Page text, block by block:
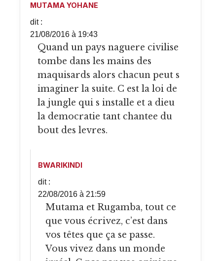
MUTAMA YOHANE
dit :
21/08/2016 à 19:43
Quand un pays naguere civilise
tombe dans les mains des
maquisards alors chacun peut s
imaginer la suite. C est la loi de
la jungle qui s installe et a dieu
la democratie tant chantee du
bout des levres.
BWARIKINDI
dit :
22/08/2016 à 21:59
Mutama et Rugamba, tout ce
que vous écrivez, c’est dans
vos têtes que ça se passe.
Vous vivez dans un monde